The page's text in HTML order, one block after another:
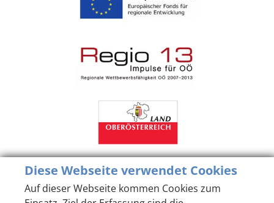
Diese Webseite verwendet Cookies
Auf dieser Webseite kommen Cookies zum